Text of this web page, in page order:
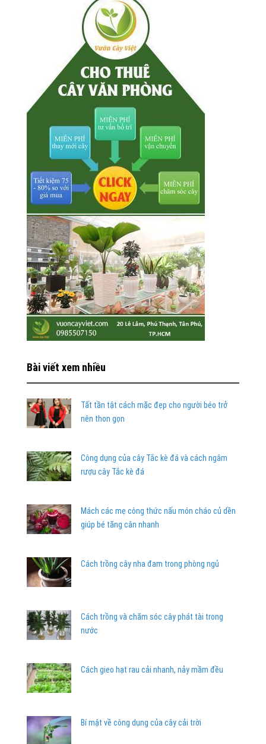
Bài viết xem nhiều
Tất tần tật cách mặc đẹp cho người béo trở
nên thon gọn
Công dụng của cây Tắc kè đá và cách ngâm
rượu cây Tắc kè đá
Mách các mẹ công thức nấu món cháo củ dền
giúp bé tăng cân nhanh
Cách trồng cây nha đam trong phòng ngủ
Cách trồng và chăm sóc cây phát tài trong
nước
Cách gieo hạt rau cải nhanh, nảy mầm đều
Bí mật về công dụng của cây cải trời